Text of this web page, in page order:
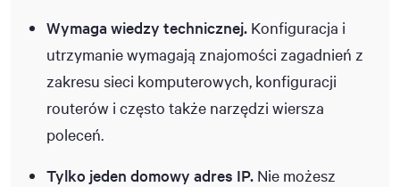
Wymaga wiedzy technicznej. Konfiguracja i
utrzymanie wymagają znajomości zagadnień z
zakresu sieci komputerowych, konfiguracji
routerów i często także narzędzi wiersza
poleceń.
Tylko jeden domowy adres IP. Nie możesz